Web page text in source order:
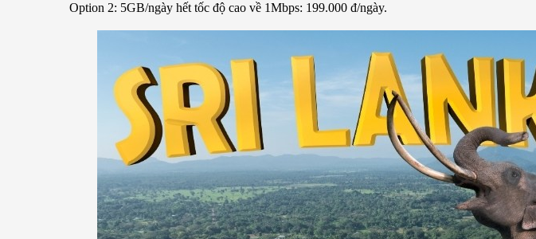
Option 2: 5GB/ngày hết tốc độ cao về 1Mbps: 199.000 đ/ngày.